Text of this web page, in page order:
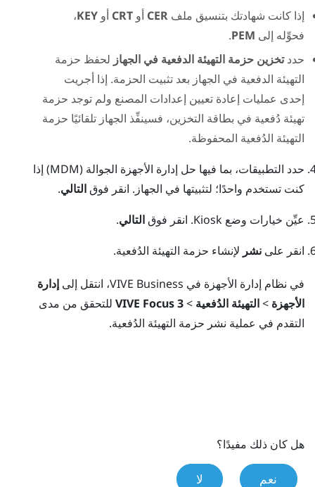
إذا كانت شهادتك بتنسيق ملف CER أو CRT أو KEY،
فحوِّله إلى PEM
.
حددتخزين حزمة التهيئة الدفعية في الجهاز لحفظ حزمة
التهيئة الدفعية في الجهاز بعد تثبيت الحزمة. إذا أجريت
إحدى عمليات إعادة تعيين إعدادات المصنع ولم توجد حزمة
تهيئة دُفعية في بطاقة التخزين، فسينفِّذ الجهاز تلقائيًا حزمة
التهيئة الدُفعية المحفوظة.
حدد التطبيقات، بما فيها حل إدارة الأجهزة الجوالة (MDM) إذا
كنت تستخدم واحدًا؛ لتثبيتها في الجهاز. انقر فوقالتالي.
عيِّن خيارات وضع Kiosk. انقر فوق
التالي.
انقر على نشر لإنشاء حزمة التهيئة الدُفعية.
في نظام إدارة الأجهزة في VIVE Business ، انتقل إلى إدارة
الأجهزة >التهيئة الدُفعية >
VIVE Focus 3 للتحقق من مدى
التقدم في عملية نشر حزمة التهيئة الدُفعية.
هل كان ذلك مفيدًا؟
نعم لا